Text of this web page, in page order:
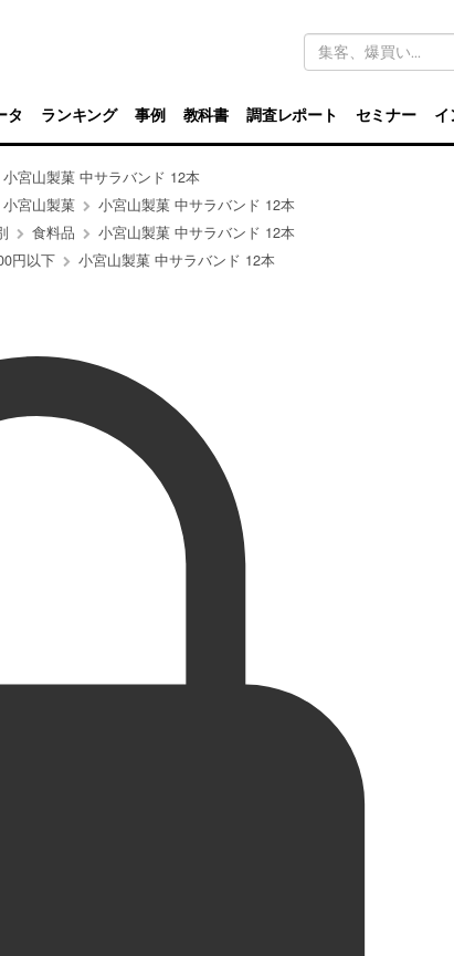
キ
ワ
ド
検
索
タ ランキング 事例 教科書 調査レポート セミナー イ
小宮山製菓 中サラバンド 12本
小宮山製菓
小宮山製菓 中サラバンド 12本
食料品
小宮山製菓 中サラバンド 12本
円以下 小宮山製菓 中サラバンド 12本